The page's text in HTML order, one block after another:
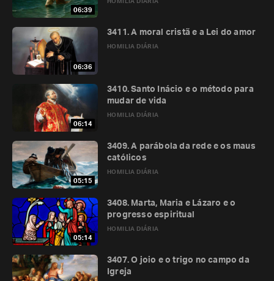
06:39
HOMILIA DIÁRIA
06:36
HOMILIA DIÁRIA
3411. A moral cristã e a Lei do amor
06:14
HOMILIA DIÁRIA
3410. Santo Inácio e o método para
mudar de vida
05:15
HOMILIA DIÁRIA
3409. A parábola da rede e os maus
católicos
05:14
HOMILIA DIÁRIA
3408. Marta, Maria e Lázaro e o
progresso espiritual
3407. O joio e o trigo no campo da
Igreja